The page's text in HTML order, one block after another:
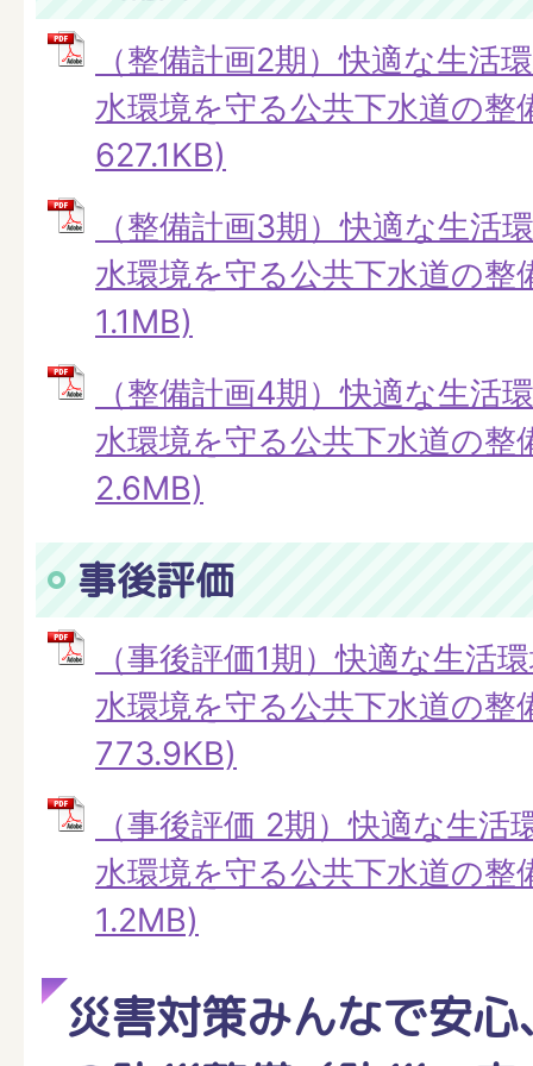
（整備計画2期）快適な生活
水環境を守る公共下水道の整
627.1KB)
（整備計画3期）快適な生活
水環境を守る公共下水道の整
1.1MB)
（整備計画4期）快適な生活
水環境を守る公共下水道の整
2.6MB)
事後評価
（事後評価1期）快適な生活
水環境を守る公共下水道の整
773.9KB)
（事後評価 2期）快適な生活
水環境を守る公共下水道の整
1.2MB)
災害対策みんなで安